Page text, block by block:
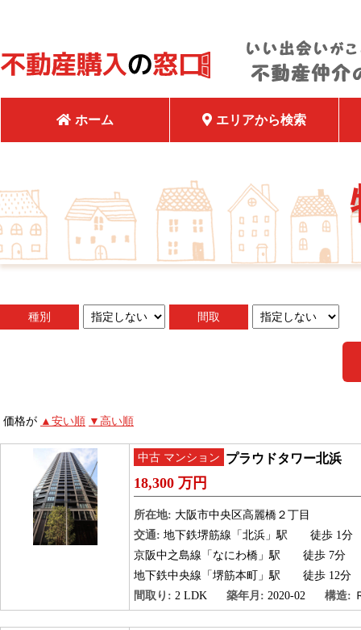
ホーム エリアから検索
種別 間取
価格が ▲安い順 ▼高い順
中古 マンション プラウドタワー北浜
18,300 万円
所在地: 大阪市中央区高麗橋２丁目
交通: 地下鉄堺筋線「北浜」駅
徒歩 1分
京阪中之島線「なにわ橋」駅
徒歩 7分
地下鉄中央線「堺筋本町」駅
徒歩 12分
間取り: 2 LDK 築年月: 2020-02 構造: